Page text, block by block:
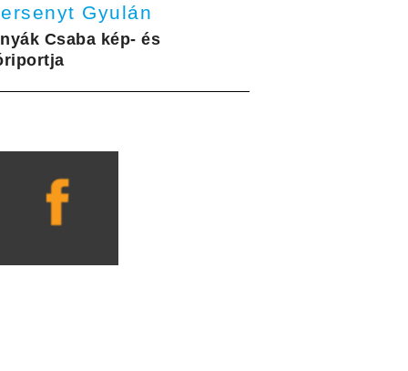
Gyulán
Csaba kép- és